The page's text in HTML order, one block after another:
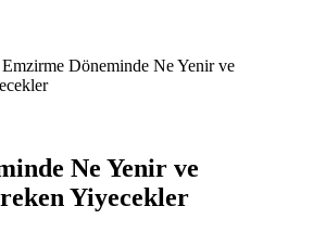
Emzirme Döneminde Ne Yenir ve
Ne Yenir ve
Yiyecekler